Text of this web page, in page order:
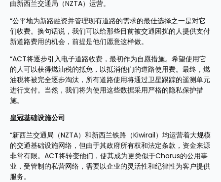
由新西兰交通局（NZTA）运营。
“公平地为新路融资并管理现有道路的需求的最佳选择之一是对它
们收费。换句话说，我们可以给那些目前被交通困扰的人提供支付
新道路费用的机会，前提是他们愿意这样做。
“ACT将逐步引入电子道路收费，最初作为自愿措施。希望使用它
的人可以获得燃油税的抵免，以抵消他们的道路使用费。最终，燃
油税将被完全逐步淘汰，所有道路使用将通过卫星跟踪的遥测单元
进行支付。当然，我们将为使用这些数据采用严格的隐私保护措
施。
皇冠基础设施公司
“新西兰交通局（NZTA）和新西兰铁路（Kiwirail）均运营着大规模
的交通基础设施网络，但由于其政府所有权和法定条款，资金来源
非常有限。ACT将转变他们，使其成为更类似于Chorus的公用事
业，受管制的私营网络，需要以企业的灵活性和纪律性为客户提供
服务。